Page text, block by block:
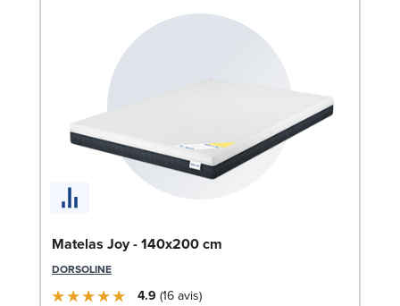
Matelas Joy - 140x200 cm
DORSOLINE
4.9 16avis